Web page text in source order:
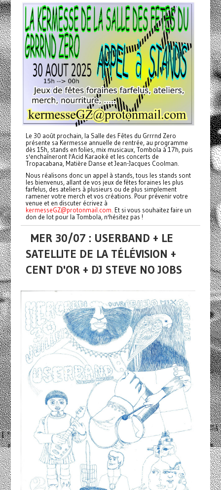
Le 30 août prochain, la Salle des Fêtes du Grrrnd Zero
présente sa Kermesse annuelle de rentrée, au programme
dès 15h, stands en folies, mix musicaux, Tombola à 17h, puis
s'enchaîneront l'Acid Karaoké et les concerts de
Tropacabana, Matière Danse et Jean-Jacques Coolman.
Nous réalisons donc un appel à stands, tous les stands sont
les bienvenus, allant de vos jeux de fêtes foraines les plus
farfelus, des ateliers à plusieurs ou de plus simplement
ramener votre merch et vos créations. Pour prévenir votre
venue et en discuter écrivez à
kermesseGZ@protonmail.com. Et si vous souhaitez faire un
don de lot pour la Tombola, n'hésitez pas !
MER 30/07 : USERBAND + LE
SATELLITE DE LA TÉLÉVISION +
CENT D'OR + DJ STEVE NO JOBS